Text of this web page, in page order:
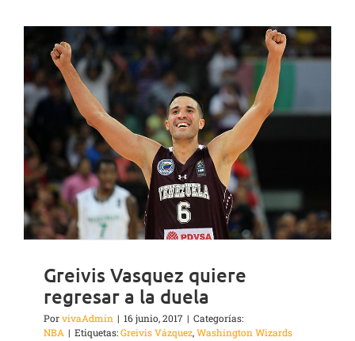
Greivis Vasquez quiere
regresar a la duela
PorvivaAdmin | 16 junio, 2017 | Categorías:
NBA | Etiquetas:Greivis Vázquez,Washington Wizards